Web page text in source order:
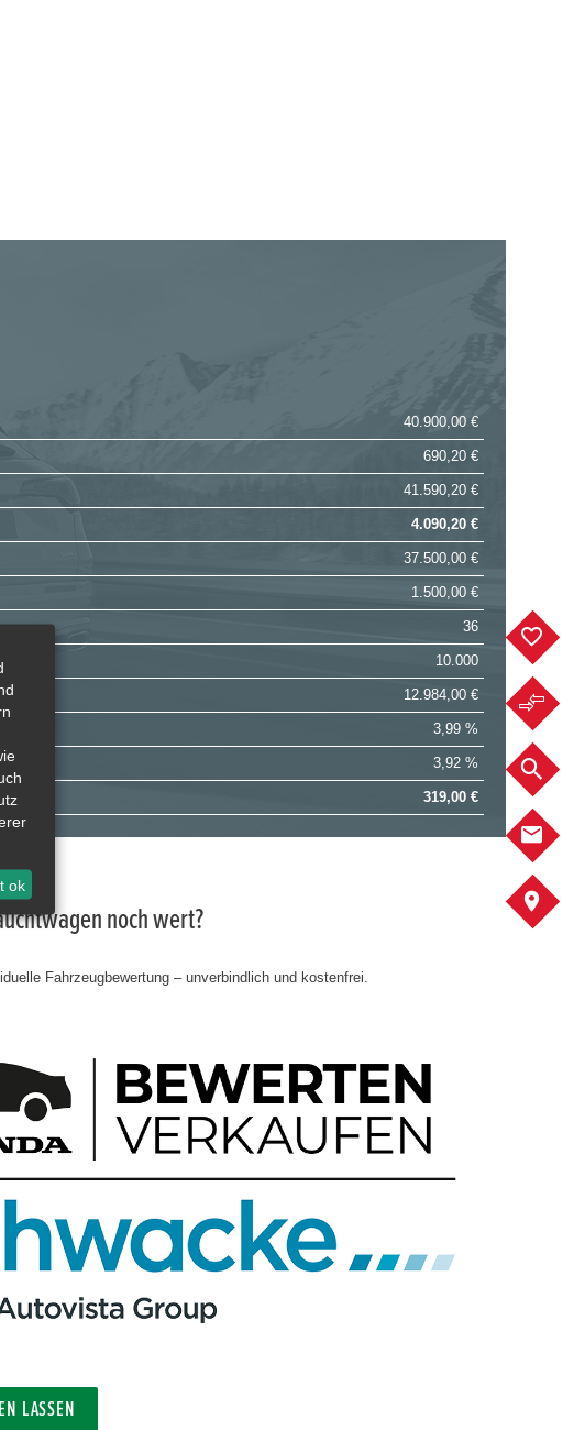
40.900,00 €
690,20 €
41.590,20 €
4.090,20 €
37.500,00 €
1.500,00 €
36
10.000
12.984,00 €
3,99 %
3,92 %
319,00 €
noch wert?
Fahrzeugbewertung – unverbindlich und kostenfrei.
LASSEN
ok